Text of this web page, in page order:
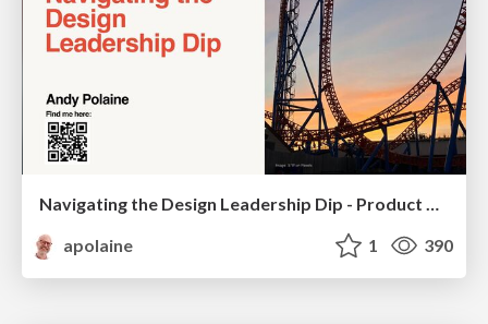
Navigating the Design Leadership Dip - Product Design Week Design Leaders+ Conference 2024
apolaine
1 390